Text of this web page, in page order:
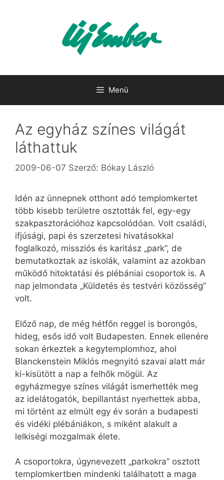
Menü
Az egyház színes világát
láthattuk
2009-06-07 Szerző: Bókay László
Idén az ünnepnek otthont adó templomkertet
több kisebb területre osztották fel, egy-egy
szakpasztorációhoz kapcsolódóan. Volt családi,
ifjúsági, papi és szerzetesi hivatásokkal
foglalkozó, missziós és karitász „park”, de
bemutatkoztak az iskolák, valamint az azokban
működő hitoktatási és plébániai csoportok is. A
nap jelmondata „Küldetés és testvéri közösség”
volt.
Előző nap, de még hétfőn reggel is borongós,
hideg, esős idő volt Budapesten. Ennek ellenére
sokan érkeztek a kegytemplomhoz, ahol
Blanckenstein Miklós megnyitó szavai alatt már
ki-kisütött a nap a felhők mögül. Az
egyházmegye színes világát ismerhették meg
az idelátogatók, bepillantást nyerhettek abba,
mi történt az elmúlt egy év során a budapesti
és vidéki plébániákon, s miként alakult a
lelkiségi mozgalmak élete.
A csoportokra, úgynevezett „parkokra” osztott
templomkertben mindenki találhatott a maga